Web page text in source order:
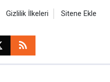
Gizlilik İlkeleri Sitene Ekle